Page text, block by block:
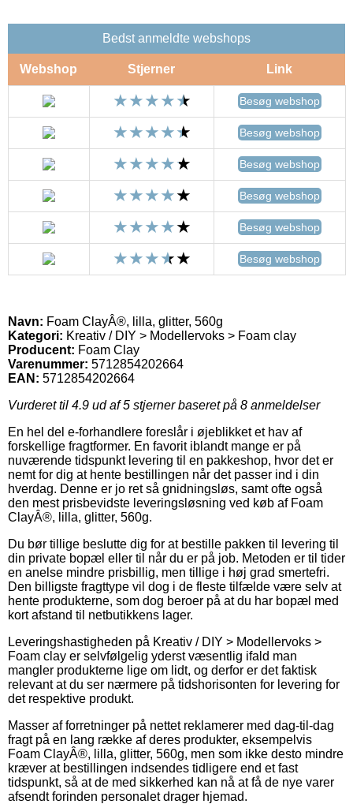
Bedst anmeldte webshops
Webshop Stjerner Link
Besøg webshop
Besøg webshop
Besøg webshop
Besøg webshop
Besøg webshop
Besøg webshop
Navn: Foam ClayÂ®, lilla, glitter, 560g
Kategori: Kreativ / DIY > Modellervoks > Foam clay
Producent: Foam Clay
Varenummer: 5712854202664
EAN: 5712854202664
Vurderet til 4.9 ud af 5 stjerner baseret på 8 anmeldelser
En hel del e-forhandlere foreslår i øjeblikket et hav af
forskellige fragtformer. En favorit iblandt mange er på
nuværende tidspunkt levering til en pakkeshop, hvor det er
nemt for dig at hente bestillingen når det passer ind i din
hverdag. Denne er jo ret så gnidningsløs, samt ofte også
den mest prisbevidste leveringsløsning ved køb af Foam
ClayÂ®, lilla, glitter, 560g.
Du bør tillige beslutte dig for at bestille pakken til levering til
din private bopæl eller til når du er på job. Metoden er til tider
en anelse mindre prisbillig, men tillige i høj grad smertefri.
Den billigste fragttype vil dog i de fleste tilfælde være selv at
hente produkterne, som dog beroer på at du har bopæl med
kort afstand til netbutikkens lager.
Leveringshastigheden på Kreativ / DIY > Modellervoks >
Foam clay er selvfølgelig yderst væsentlig ifald man
mangler produkterne lige om lidt, og derfor er det faktisk
relevant at du ser nærmere på tidshorisonten for levering for
det respektive produkt.
Masser af forretninger på nettet reklamerer med dag-til-dag
fragt på en lang række af deres produkter, eksempelvis
Foam ClayÂ®, lilla, glitter, 560g, men som ikke desto mindre
kræver at bestillingen indsendes tidligere end et fast
tidspunkt, så at de med sikkerhed kan nå at få de nye varer
afsendt forinden personalet drager hjemad.